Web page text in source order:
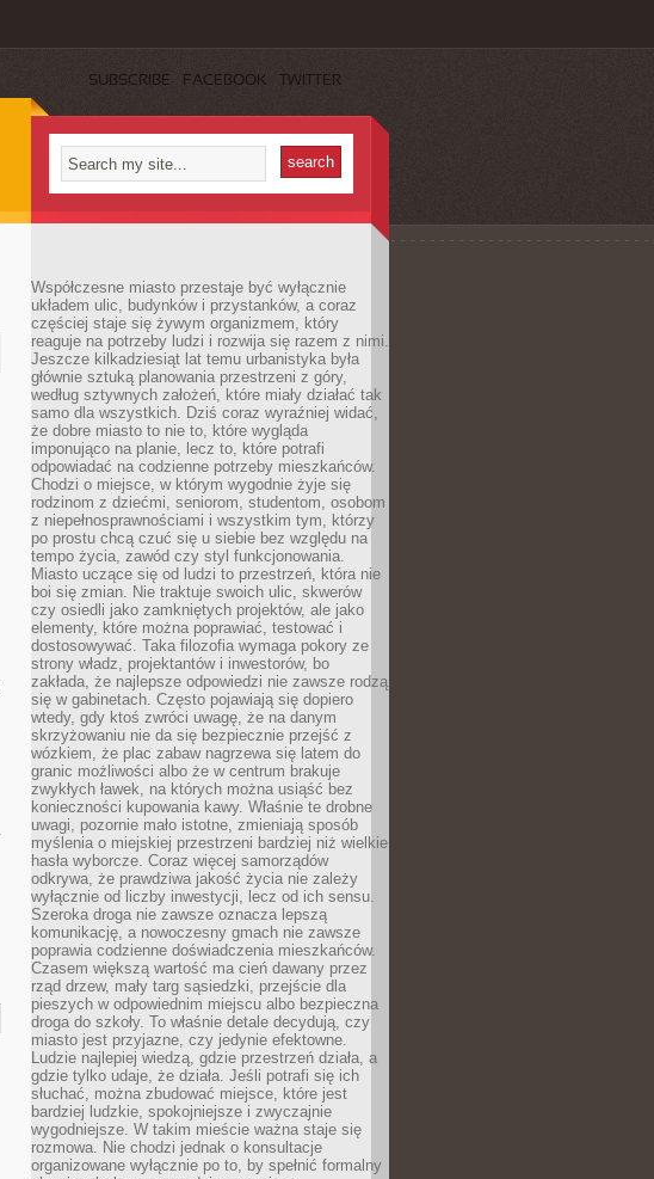
SUBSCRIBE FACEBOOK TWITTER
Współczesne miasto przestaje być wyłącznie
układem ulic, budynków i przystanków, a coraz
częściej staje się żywym organizmem, który
reaguje na potrzeby ludzi i rozwija się razem z nimi.
Jeszcze kilkadziesiąt lat temu urbanistyka była
głównie sztuką planowania przestrzeni z góry,
według sztywnych założeń, które miały działać tak
samo dla wszystkich. Dziś coraz wyraźniej widać,
że dobre miasto to nie to, które wygląda
imponująco na planie, lecz to, które potrafi
odpowiadać na codzienne potrzeby mieszkańców.
Chodzi o miejsce, w którym wygodnie żyje się
rodzinom z dziećmi, seniorom, studentom, osobom
z niepełnosprawnościami i wszystkim tym, którzy
po prostu chcą czuć się u siebie bez względu na
tempo życia, zawód czy styl funkcjonowania.
Miasto uczące się od ludzi to przestrzeń, która nie
boi się zmian. Nie traktuje swoich ulic, skwerów
czy osiedli jako zamkniętych projektów, ale jako
elementy, które można poprawiać, testować i
dostosowywać. Taka filozofia wymaga pokory ze
strony władz, projektantów i inwestorów, bo
zakłada, że najlepsze odpowiedzi nie zawsze rodzą
się w gabinetach. Często pojawiają się dopiero
wtedy, gdy ktoś zwróci uwagę, że na danym
skrzyżowaniu nie da się bezpiecznie przejść z
wózkiem, że plac zabaw nagrzewa się latem do
granic możliwości albo że w centrum brakuje
zwykłych ławek, na których można usiąść bez
konieczności kupowania kawy. Właśnie te drobne
uwagi, pozornie mało istotne, zmieniają sposób
myślenia o miejskiej przestrzeni bardziej niż wielkie
hasła wyborcze. Coraz więcej samorządów
odkrywa, że prawdziwa jakość życia nie zależy
wyłącznie od liczby inwestycji, lecz od ich sensu.
Szeroka droga nie zawsze oznacza lepszą
komunikację, a nowoczesny gmach nie zawsze
poprawia codzienne doświadczenia mieszkańców.
Czasem większą wartość ma cień dawany przez
rząd drzew, mały targ sąsiedzki, przejście dla
pieszych w odpowiednim miejscu albo bezpieczna
droga do szkoły. To właśnie detale decydują, czy
miasto jest przyjazne, czy jedynie efektowne.
Ludzie najlepiej wiedzą, gdzie przestrzeń działa, a
gdzie tylko udaje, że działa. Jeśli potrafi się ich
słuchać, można zbudować miejsce, które jest
bardziej ludzkie, spokojniejsze i zwyczajnie
wygodniejsze. W takim mieście ważna staje się
rozmowa. Nie chodzi jednak o konsultacje
organizowane wyłącznie po to, by spełnić formalny